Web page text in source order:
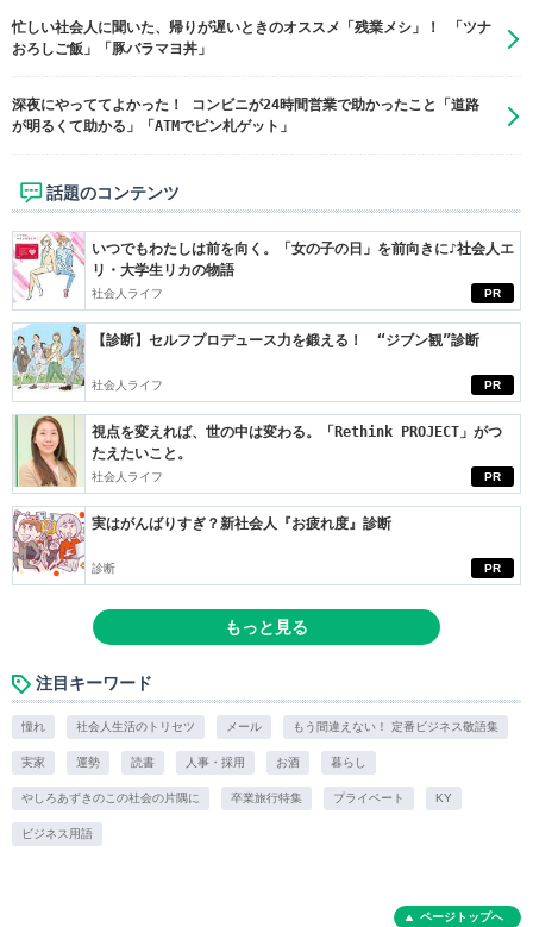
忙しい社会人に聞いた、帰りが遅いときのオススメ「残業メシ」！ 「ツナ
おろしご飯」「豚バラマヨ丼」
深夜にやっててよかった！ コンビニが24時間営業で助かったこと「道路
が明るくて助かる」「ATMでピン札ゲット」
話題のコンテンツ
PR
いつでもわたしは前を向く。「女の子の日」を前向きに♪社会人エ
リ・大学生リカの物語
社会人ライフ
PR
【診断】セルフプロデュース力を鍛える！ “ジブン観”診断
社会人ライフ
PR
視点を変えれば、世の中は変わる。「Rethink PROJECT」がつ
たえたいこと。
社会人ライフ
PR
実はがんばりすぎ？新社会人『お疲れ度』診断
診断
もっと見る
注目キーワード
憧れ 社会人生活のトリセツ メール もう間違えない！ 定番ビジネス敬語集
実家 運勢 読書 人事・採用 お酒 暮らし
やしろあずきのこの社会の片隅に 卒業旅行特集 プライベート KY
ビジネス用語
ページトップへ